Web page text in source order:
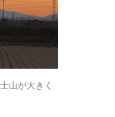
山が大きく